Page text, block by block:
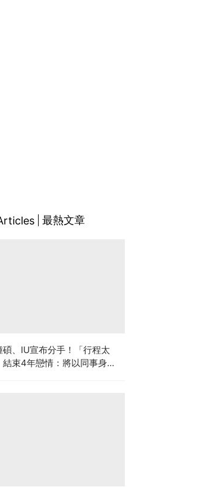
最熱文章
碩、IU宣布分手！「行程太
結束4年戀情：將以同事身分